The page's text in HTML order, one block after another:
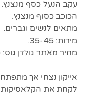
עקב הנעל כסף מנצנץ.
הכוכב כסוף מנצנץ.
מתאים לנשים וגברים.
מידות: 35-45.
מחיר מאתר גולדן גוס: כ-2,000
אייקון נצחי אך
לקחת את הקלאסיקות